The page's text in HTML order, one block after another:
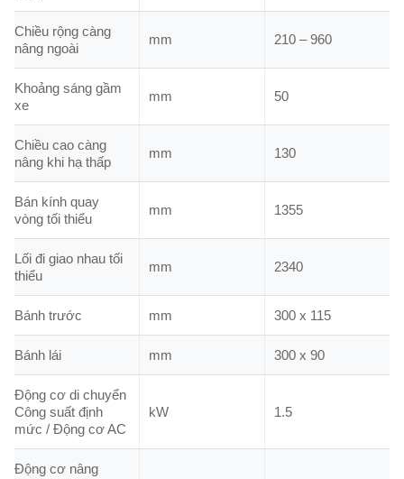
Chiều rộng càng
nâng ngoài
mm 210 – 960
Khoảng sáng gầm
xe
mm 50
Chiều cao càng
nâng khi hạ thấp
mm 130
Bán kính quay
vòng tối thiểu
mm 1355
Lối đi giao nhau tối
thiểu
mm 2340
Bánh trước mm 300 x 115
Bánh lái mm 300 x 90
Động cơ di chuyển
Công suất định
mức / Động cơ AC
kW 1.5
Động cơ nâng